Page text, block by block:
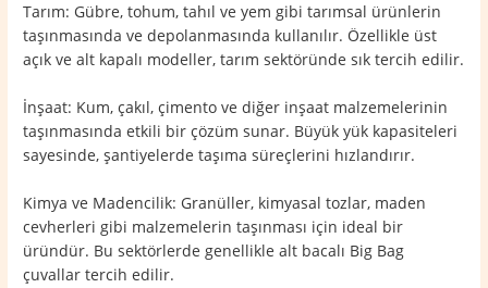
Tarım: Gübre, tohum, tahıl ve yem gibi tarımsal ürünlerin
taşınmasında ve depolanmasında kullanılır. Özellikle üst
açık ve alt kapalı modeller, tarım sektöründe sık tercih edilir.
İnşaat: Kum, çakıl, çimento ve diğer inşaat malzemelerinin
taşınmasında etkili bir çözüm sunar. Büyük yük kapasiteleri
sayesinde, şantiyelerde taşıma süreçlerini hızlandırır.
Kimya ve Madencilik: Granüller, kimyasal tozlar, maden
cevherleri gibi malzemelerin taşınması için ideal bir
üründür. Bu sektörlerde genellikle alt bacalı Big Bag
çuvallar tercih edilir.